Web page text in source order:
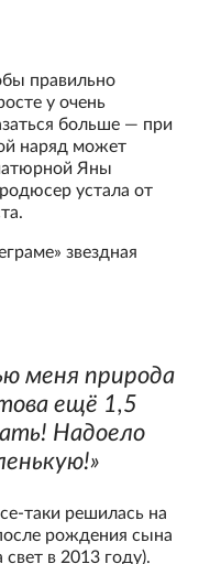
правильно
у очень
больше — при
наряд может
Яны
устала от
звездная
меня природа
ещё 1,5
Надоело
таки решилась на
рождения сына
в 2013 году).